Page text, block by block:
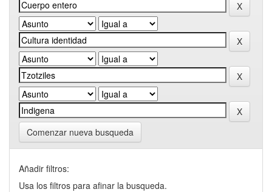
Comenzar nueva busqueda
Añadir filtros:
Usa los filtros para afinar la busqueda.